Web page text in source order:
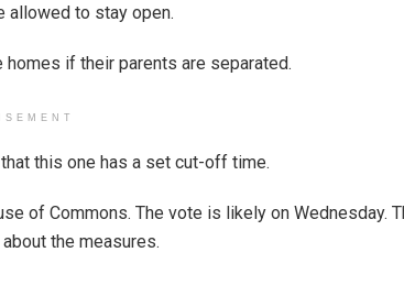
allowed to stay open.
if their parents are separated.
this one has a set cut-off time.
of Commons. The vote is likely on Wednesday.
the measures.